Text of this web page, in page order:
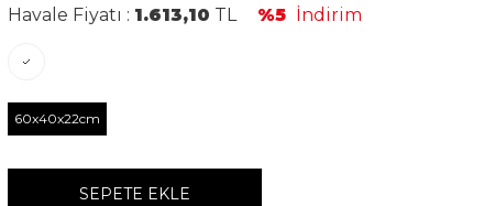
Havale Fiyatı : 1.613,10 TL %5 İndirim
60x40x22cm
SEPETE EKLE